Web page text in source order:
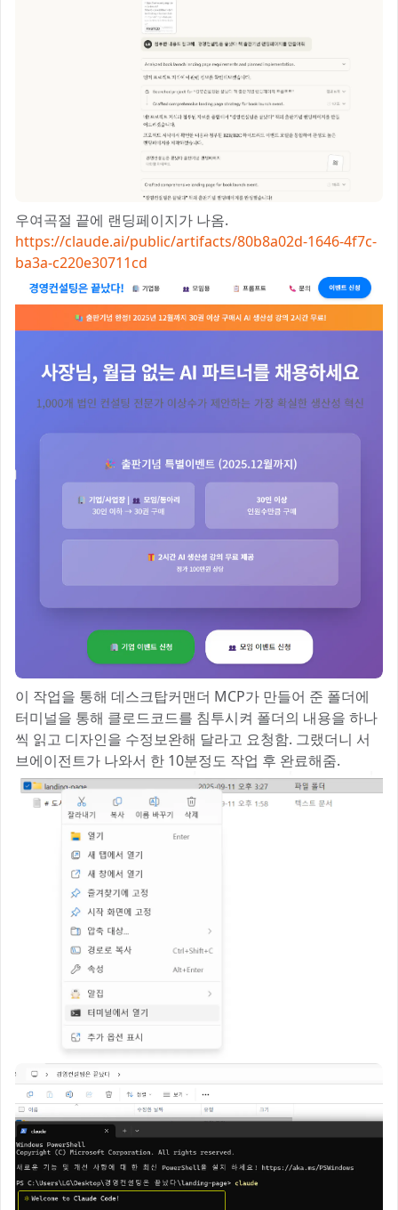
우여곡절 끝에 랜딩페이지가 나옴.
https://claude.ai/public/artifacts/80b8a02d-1646-4f7c-
ba3a-c220e30711cd
이 작업을 통해 데스크탑커맨더 MCP가 만들어 준 폴더에
터미널을 통해 클로드코드를 침투시켜 폴더의 내용을 하나
씩 읽고 디자인을 수정보완해 달라고 요청함. 그랬더니 서
브에이전트가 나와서 한 10분정도 작업 후 완료해줌.